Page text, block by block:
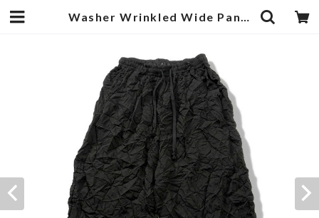
Washer Wrinkled Wide Pants Black | 武蔵小杉のセレクトショップ【ナクール】-nakool-